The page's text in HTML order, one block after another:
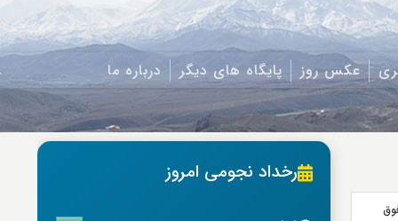
عکس روز پایگاه های دیگر درباره ما
رخداد نجومی امروز